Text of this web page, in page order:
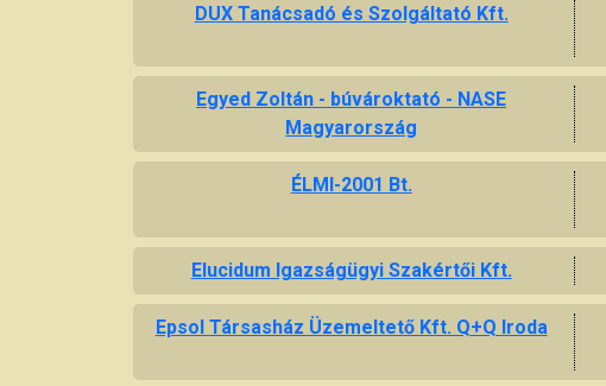
DUX Tanácsadó és Szolgáltató Kft.
Egyed Zoltán - búvároktató - NASE
Magyarország
ÉLMI-2001 Bt.
Elucidum Igazságügyi Szakértői Kft.
Epsol Társasház Üzemeltető Kft. Q+Q Iroda